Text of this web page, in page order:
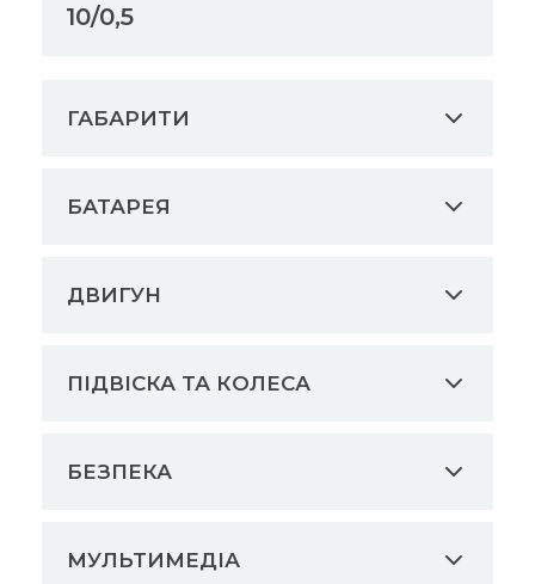
10/0,5
ГАБАРИТИ
БАТАРЕЯ
ДВИГУН
ПІДВІСКА ТА КОЛЕСА
БЕЗПЕКА
МУЛЬТИМЕДІА